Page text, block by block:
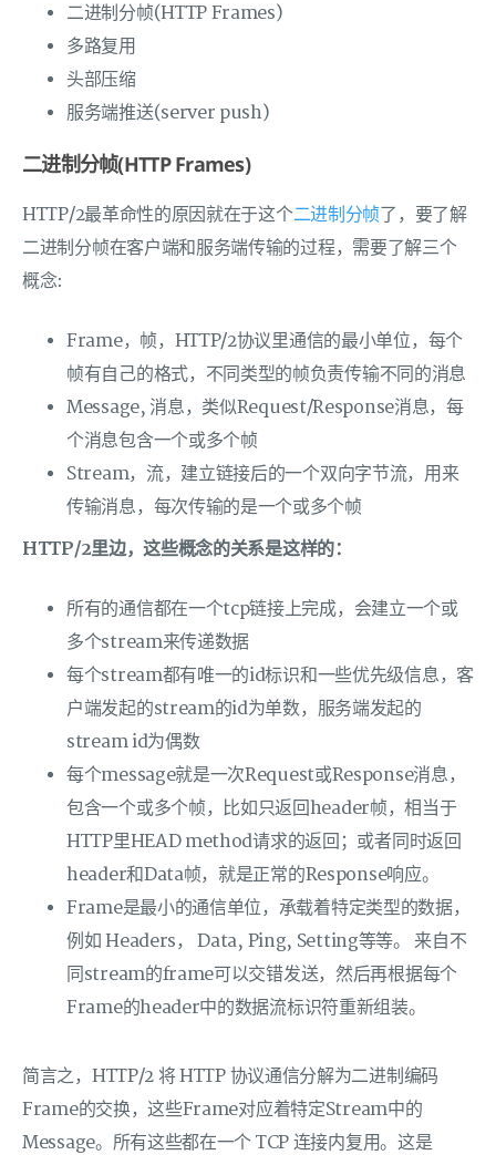
二进制分帧(HTTP Frames)
多路复用
头部压缩
服务端推送(server push)
二进制分帧(HTTP Frames)
HTTP/2最革命性的原因就在于这个二进制分帧了，要了解
二进制分帧在客户端和服务端传输的过程，需要了解三个
概念:
Frame，帧，HTTP/2协议里通信的最小单位，每个
帧有自己的格式，不同类型的帧负责传输不同的消息
Message, 消息，类似Request/Response消息，每
个消息包含一个或多个帧
Stream，流，建立链接后的一个双向字节流，用来
传输消息，每次传输的是一个或多个帧
HTTP/2里边，这些概念的关系是这样的：
所有的通信都在一个tcp链接上完成，会建立一个或
多个stream来传递数据
每个stream都有唯一的id标识和一些优先级信息，客
户端发起的stream的id为单数，服务端发起的
stream id为偶数
每个message就是一次Request或Response消息，
包含一个或多个帧，比如只返回header帧，相当于
HTTP里HEAD method请求的返回；或者同时返回
header和Data帧，就是正常的Response响应。
Frame是最小的通信单位，承载着特定类型的数据，
例如 Headers， Data, Ping, Setting等等。 来自不
同stream的frame可以交错发送，然后再根据每个
Frame的header中的数据流标识符重新组装。
简言之，HTTP/2 将 HTTP 协议通信分解为二进制编码
Frame的交换，这些Frame对应着特定Stream中的
Message。所有这些都在一个 TCP 连接内复用。这是